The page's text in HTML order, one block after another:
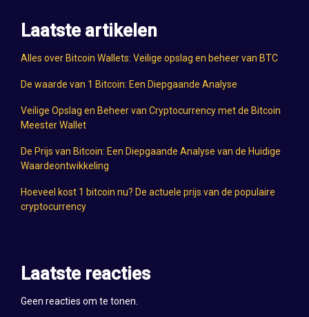
Laatste artikelen
Alles over Bitcoin Wallets: Veilige opslag en beheer van BTC
De waarde van 1 Bitcoin: Een Diepgaande Analyse
Veilige Opslag en Beheer van Cryptocurrency met de Bitcoin
Meester Wallet
De Prijs van Bitcoin: Een Diepgaande Analyse van de Huidige
Waardeontwikkeling
Hoeveel kost 1 bitcoin nu? De actuele prijs van de populaire
cryptocurrency
Laatste reacties
Geen reacties om te tonen.